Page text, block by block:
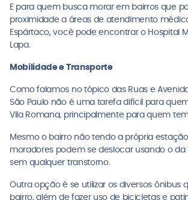
E para quem busca morar em bairros que
proximidade a áreas de atendimento
Espártaco, você pode encontrar o Hospital
Lapa.
Mobilidade e Transporte
Como falamos no tópico das Ruas e
São Paulo não é uma tarefa difícil para
Vila Romana, principalmente para quem
Mesmo o bairro não tendo a própria
moradores podem se deslocar usando o da
sem qualquer transtorno.
Outra opção é se utilizar os diversos ônibus
bairro, além de fazer uso de bicicletas e